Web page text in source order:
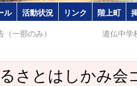
ル 活動状況 リンク 階上町
一部のみ） 道仏中学
さとはしかみ会